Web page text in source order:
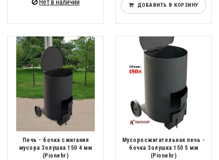
Нет в наличии ДОБАВИТЬ В КОРЗИНУ
Печь - бочка сжигания
мусора Золушка 150 4 мм
(Pionehr)
Мусоросжигательная печь -
бочка Золушка 150 5 мм
(Pionehr)